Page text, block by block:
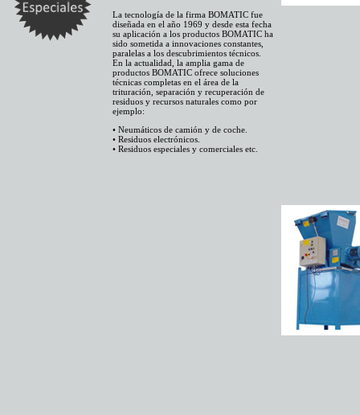
La tecnología de la firma BOMATIC fue
diseñada en el año 1969 y desde esta fecha
su aplicación a los productos BOMATIC ha
sido sometida a innovaciones constantes,
paralelas a los descubrimientos técnicos.
En la actualidad, la amplia gama de
productos BOMATIC ofrece soluciones
técnicas completas en el área de la
trituración, separación y recuperación de
residuos y recursos naturales como por
ejemplo:
• Neumáticos de camión y de coche.
• Residuos electrónicos.
• Residuos especiales y comerciales etc.